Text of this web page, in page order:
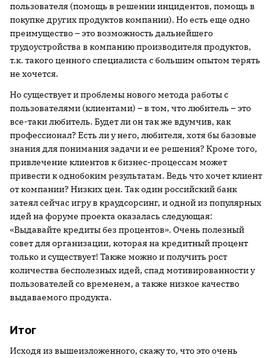
пользователя (помощь в решении инцидентов, помощь в
покупке других продуктов компании). Но есть еще одно
преимущество – это возможность дальнейшего
трудоустройства в компанию производителя продуктов,
т.к. такого ценного специалиста с большим опытом терять
не хочется.
Но существует и проблемы нового метода работы с
пользователями (клиентами) – в том, что любитель – это
все-таки любитель. Будет ли он так же вдумчив, как
профессионал? Есть ли у него, любителя, хотя бы базовые
знания для понимания задачи и ее решения? Кроме того,
привлечение клиентов к бизнес-процессам может
привести к однобоким результатам. Ведь что хочет клиент
от компании? Низких цен. Так один российский банк
затеял сейчас игру в краудсорсинг, и одной из популярных
идей на форуме проекта оказалась следующая:
«Выдавайте кредиты без процентов». Очень полезный
совет для организации, которая на кредитный процент
только и существует! Также можно и получить рост
количества бесполезных идей, спад мотивированности у
пользователей со временем, а также низкое качество
выдаваемого продукта.
Итог
Исходя из вышеизложенного, скажу то, что это очень